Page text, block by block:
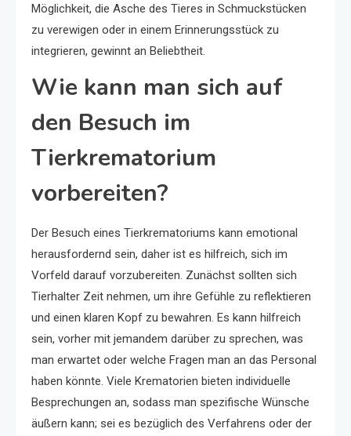
Möglichkeit, die Asche des Tieres in Schmuckstücken
zu verewigen oder in einem Erinnerungsstück zu
integrieren, gewinnt an Beliebtheit.
Wie kann man sich auf
den Besuch im
Tierkrematorium
vorbereiten?
Der Besuch eines Tierkrematoriums kann emotional
herausfordernd sein, daher ist es hilfreich, sich im
Vorfeld darauf vorzubereiten. Zunächst sollten sich
Tierhalter Zeit nehmen, um ihre Gefühle zu reflektieren
und einen klaren Kopf zu bewahren. Es kann hilfreich
sein, vorher mit jemandem darüber zu sprechen, was
man erwartet oder welche Fragen man an das Personal
haben könnte. Viele Krematorien bieten individuelle
Besprechungen an, sodass man spezifische Wünsche
äußern kann; sei es bezüglich des Verfahrens oder der